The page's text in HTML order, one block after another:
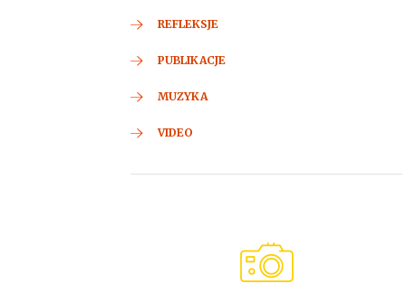
REFLEKSJE
PUBLIKACJE
MUZYKA
VIDEO